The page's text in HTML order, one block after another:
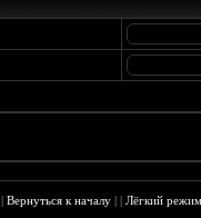
|Вернуться к началу ||Лёгкий